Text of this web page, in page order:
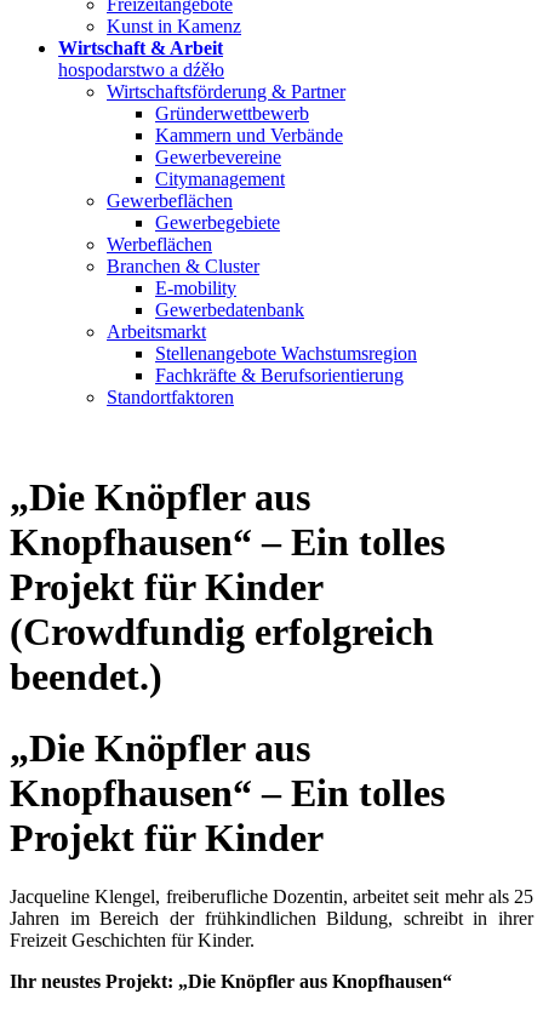
Freizeitangebote
Kunst in Kamenz
Wirtschaft & Arbeit
hospodarstwo a dźěło
Wirtschaftsförderung & Partner
Gründerwettbewerb
Kammern und Verbände
Gewerbevereine
Citymanagement
Gewerbeflächen
Gewerbegebiete
Werbeflächen
Branchen & Cluster
E-mobility
Gewerbedatenbank
Arbeitsmarkt
Stellenangebote Wachstumsregion
Fachkräfte & Berufsorientierung
Standortfaktoren
„Die Knöpfler aus
Knopfhausen“ – Ein tolles
Projekt für Kinder
(Crowdfundig erfolgreich
beendet.)
„Die Knöpfler aus
Knopfhausen“ – Ein tolles
Projekt für Kinder
Jacqueline Klengel, freiberufliche Dozentin, arbeitet seit mehr als 25
Jahren im Bereich der frühkindlichen Bildung, schreibt in ihrer
Freizeit Geschichten für Kinder.
Ihr neustes Projekt: „Die Knöpfler aus Knopfhausen“